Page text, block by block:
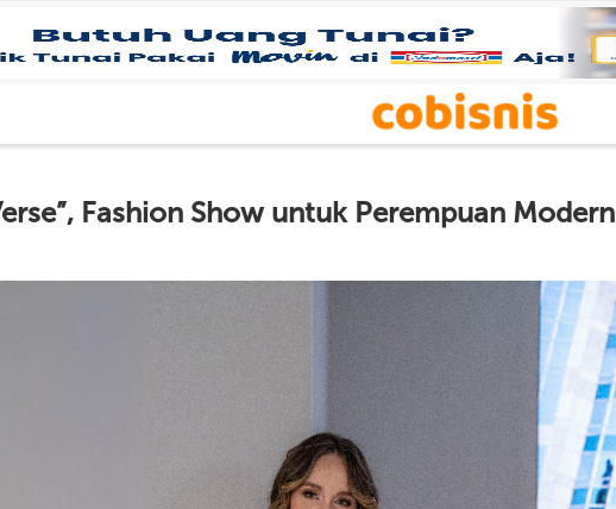
Fashion Show untuk Perempuan Modern